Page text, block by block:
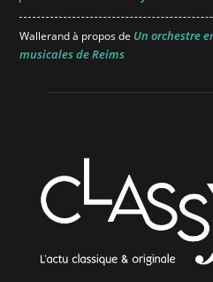
Wallerandà propos de Un orchestre
musicales de Reims